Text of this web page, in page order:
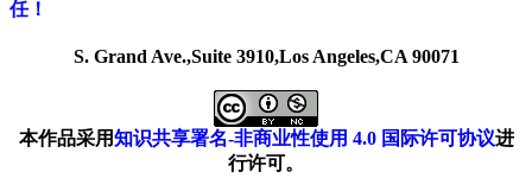
任！
S. Grand Ave.,Suite 3910,Los Angeles,CA 90071
本作品采用知识共享署名-非商业性使用 4.0 国际许可协议进
行许可。